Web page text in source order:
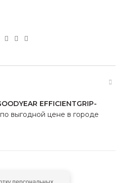
EFFICIENTGRIP-
по выгодной цене в городе